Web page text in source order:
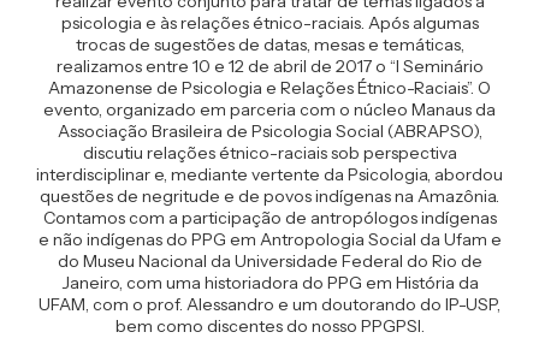
psicologia e às relações étnico-raciais. Após algumas
trocas de sugestões de datas, mesas e temáticas,
realizamos entre 10 e 12 de abril de 2017 o “I Seminário
Amazonense de Psicologia e Relações Étnico-Raciais”. O
evento, organizado em parceria com o núcleo Manaus da
Associação Brasileira de Psicologia Social (ABRAPSO),
discutiu relações étnico-raciais sob perspectiva
interdisciplinar e, mediante vertente da Psicologia, abordou
questões de negritude e de povos indígenas na Amazônia.
Contamos com a participação de antropólogos indígenas
e não indígenas do PPG em Antropologia Social da Ufam e
do Museu Nacional da Universidade Federal do Rio de
Janeiro, com uma historiadora do PPG em História da
UFAM, com o prof. Alessandro e um doutorando do IP-USP,
bem como discentes do nosso PPGPSI.